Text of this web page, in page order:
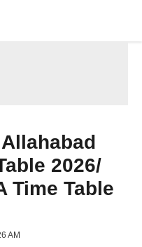
Allahabad
2026/
Time Table
AM